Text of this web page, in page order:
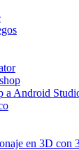
a Android
en 3D con